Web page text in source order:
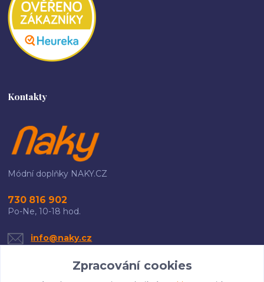
Kontakty
Módní doplňky NAKY.CZ
730 816 902
Po-Ne, 10-18 hod.
info@naky.cz
Zpracování cookies